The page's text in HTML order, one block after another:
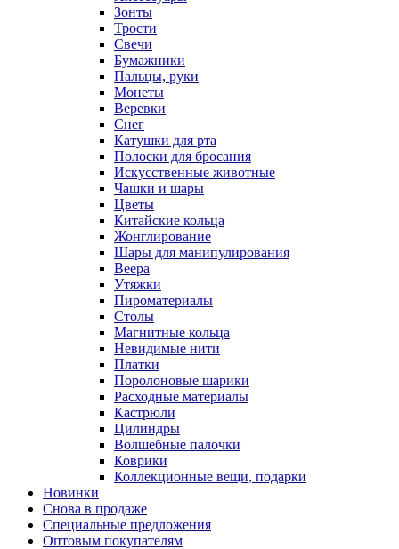
Зонты
Трости
Свечи
Бумажники
Пальцы, руки
Монеты
Веревки
Снег
Катушки для рта
Полоски для бросания
Искусственные животные
Чашки и шары
Цветы
Китайские кольца
Жонглирование
Шары для манипулирования
Веера
Утяжки
Пироматериалы
Столы
Магнитные кольца
Невидимые нити
Платки
Поролоновые шарики
Расходные материалы
Кастрюли
Цилиндры
Волшебные палочки
Коврики
Коллекционные вещи, подарки
Новинки
Снова в продаже
Специальные предложения
Оптовым покупателям